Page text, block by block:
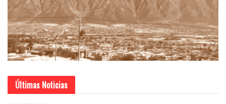
Últimas Noticias